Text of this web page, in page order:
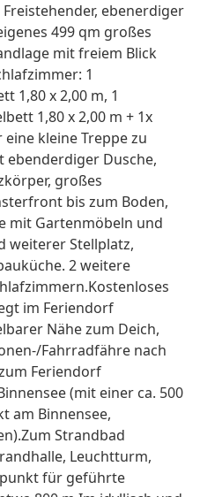
ebenerdiger
499 qm großes
mit freiem Blick
1
1,80 x 2,00 m, 1
1,80 x 2,00 m + 1x
kleine Treppe zu
ebenderdiger Dusche,
großes
bis zum Boden,
mit Gartenmöbeln und
weiterer Stellplatz,
2 weitere
im Feriendorf
Nähe zum Deich,
Fahrradfähre nach
Feriendorf
(mit einer ca. 500
am Binnensee,
Strandbad
Leuchtturm,
für geführte